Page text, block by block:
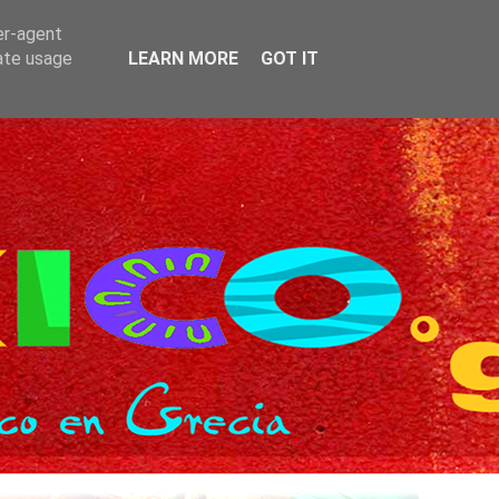
agent
usage
LEARN MORE GOT IT